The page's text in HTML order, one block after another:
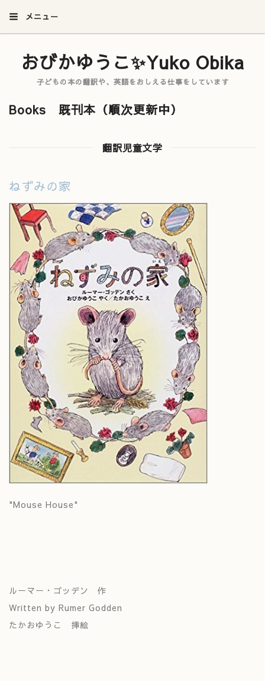
メニュー
おびかゆうこ✨Yuko Obika
子どもの本の翻訳や、英語をおしえる仕事をしています
Books 既刊本（順次更新中）
翻訳児童文学
ねずみの家
"Mouse House"
ルーマー・ゴッデン 作
Written by Rumer Godden
たかおゆうこ 挿絵